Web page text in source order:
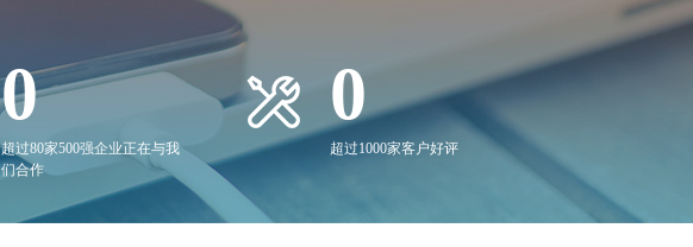
0
超过80家500强企业正在与我
们合作
0
超过1000家客户好评